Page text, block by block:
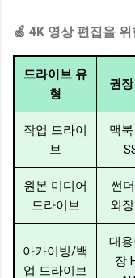
🍏 4K 영상 편집을
드라이브 유
형
권
작업 드라이
브
맥
원본 미디어
드라이브
썬
외
아카이빙/백
업 드라이브
대
장